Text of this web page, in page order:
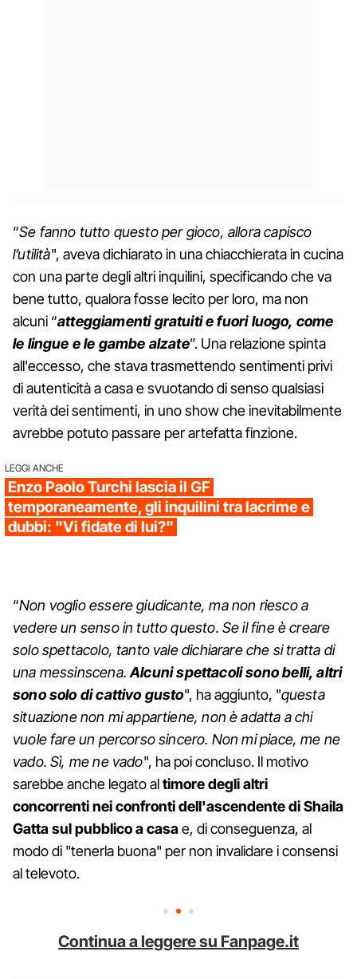
“Se fanno tutto questo per gioco, allora capisco
l’utilità", aveva dichiarato in una chiacchierata in cucina
con una parte degli altri inquilini, specificando che va
bene tutto, qualora fosse lecito per loro, ma non
alcuni “atteggiamenti gratuiti e fuori luogo, come
le lingue e le gambe alzate”. Una relazione spinta
all'eccesso, che stava trasmettendo sentimenti privi
di autenticità a casa e svuotando di senso qualsiasi
verità dei sentimenti, in uno show che inevitabilmente
avrebbe potuto passare per artefatta finzione.
LEGGI ANCHE
Enzo Paolo Turchi lascia il GF
temporaneamente, gli inquilini tra lacrime e
dubbi: "Vi fidate di lui?"
“Non voglio essere giudicante, ma non riesco a
vedere un senso in tutto questo. Se il fine è creare
solo spettacolo, tanto vale dichiarare che si tratta di
una messinscena.Alcuni spettacoli sono belli, altri
sono solo di cattivo gusto", ha aggiunto, "questa
situazione non mi appartiene, non è adatta a chi
vuole fare un percorso sincero. Non mi piace, me ne
vado. Sì, me ne vado", ha poi concluso. Il motivo
sarebbe anche legato altimore degli altri
concorrenti nei confronti dell'ascendente di Shaila
Gatta sul pubblico a casae, di conseguenza, al
modo di "tenerla buona" per non invalidare i consensi
al televoto.
Continua a leggere su Fanpage.it